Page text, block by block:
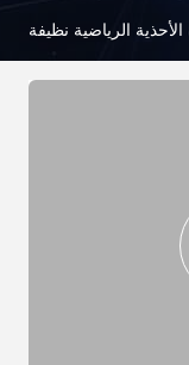
الرياضية نظيفة